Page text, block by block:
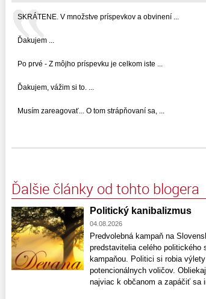
SKRÁTENE. V množstve príspevkov a obvinení ...
Ďakujem ...
Po prvé - Z môjho príspevku je celkom iste ...
Ďakujem, vážim si to. ...
Musím zareagovať... O tom strápňovaní sa, ...
Ďalšie články od tohto blogera
Politický kanibalizmus
04.08.2026
Predvolebná kampaň na
predstavitelia celého politického
kampaňou. Politici si robia
potencionálnych voličov.
najviac k občanom a zapáčiť sa